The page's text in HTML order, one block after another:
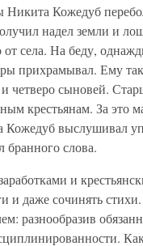
Кожедуб
надел земли и
от села. На беду,
прихрамывал. Ему
четверо сыновей.
крестьянам. За это
Кожедуб выслушивал
бранного слова.
и
и даже сочинять
разнообразив